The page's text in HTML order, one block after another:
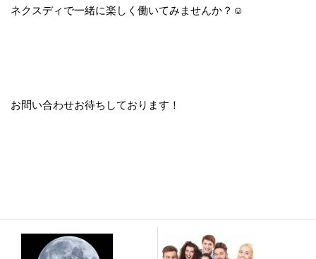
ネクスディで一緒に楽しく働いてみませんか？☺
お問い合わせお待ちしております！